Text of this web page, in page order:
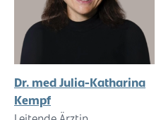
Dr. med Julia-Katharina
Kempf